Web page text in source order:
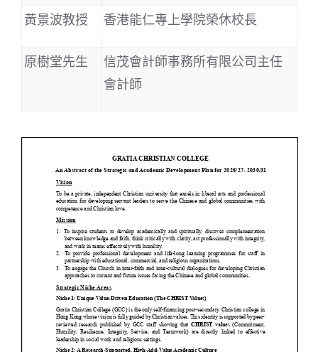
黃景波教授 香港能仁專上學院榮休校長
原樹堂先生
信茂會計師事務所有限公司主任
會計師